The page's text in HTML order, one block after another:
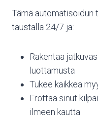
Tämä automatisoidun
taustalla 24/7 ja:
Rakentaa
luottamusta
Tukee kaikkea
Erottaa sinut
ilmeen kautta